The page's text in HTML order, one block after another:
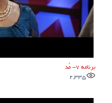
برنامه ۷- مُد
2,335